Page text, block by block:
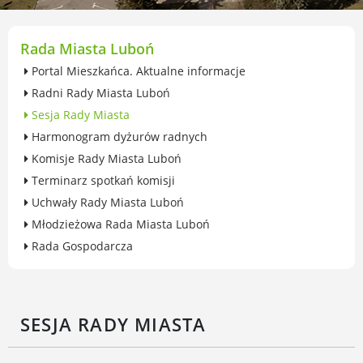
przekształceniowa
Ochrona środowiska
Edukacja ekologiczna
SZYKUJ SIĘ NA ZMIANY KLIMATU
Komunikacja miejska
Rolnictwo
Zwierzęta
Organizacje pozarządowe
Centrum Organizacji Pozarządowych
Karty honorowane w Luboniu
Duża Rodzina
Fundusze UE i krajowe
SESJA RADY MIASTA
Rada Miasta Luboń
Portal Mieszkańca. Aktualne informacje
Radni Rady Miasta Luboń
Sesja Rady Miasta
Harmonogram dyżurów radnych
Komisje Rady Miasta Luboń
Terminarz spotkań komisji
Uchwały Rady Miasta Luboń
Młodzieżowa Rada Miasta Luboń
Rada Gospodarcza